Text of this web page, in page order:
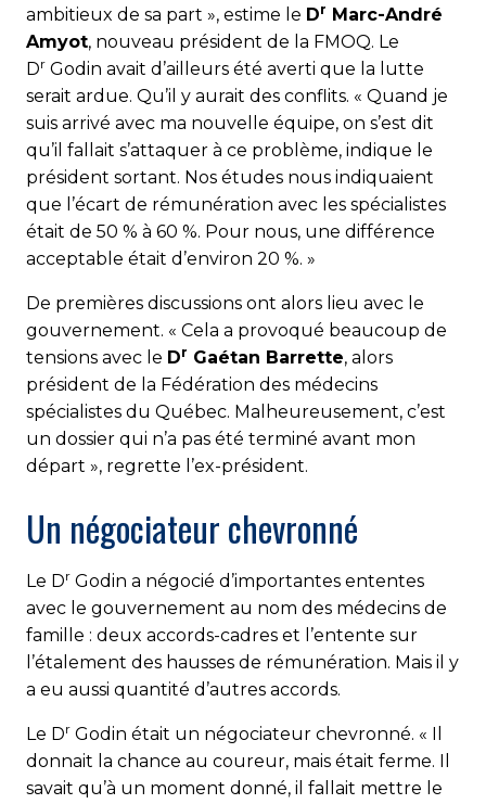
ambitieux de sa part », estime le Dr Marc-André
Amyot, nouveau président de la FMOQ. Le
Dr Godin avait d’ailleurs été averti que la lutte
serait ardue. Qu’il y aurait des conflits. « Quand je
suis arrivé avec ma nouvelle équipe, on s’est dit
qu’il fallait s’attaquer à ce problème, indique le
président sortant. Nos études nous indiquaient
que l’écart de rémunération avec les spécialistes
était de 50 % à 60 %. Pour nous, une différence
acceptable était d’environ 20 %. »
De premières discussions ont alors lieu avec le
gouvernement. « Cela a provoqué beaucoup de
tensions avec le Dr Gaétan Barrette, alors
président de la Fédération des médecins
spécialistes du Québec. Malheureusement, c’est
un dossier qui n’a pas été terminé avant mon
départ », regrette l’ex-président.
Un négociateur chevronné
Le Dr Godin a négocié d’importantes ententes
avec le gouvernement au nom des médecins de
famille : deux accords-cadres et l’entente sur
l’étalement des hausses de rémunération. Mais il y
a eu aussi quantité d’autres accords.
Le Dr Godin était un négociateur chevronné. « Il
donnait la chance au coureur, mais était ferme. Il
savait qu’à un moment donné, il fallait mettre le